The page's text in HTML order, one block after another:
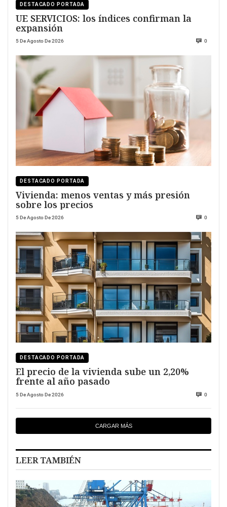
DESTACADO PORTADA
UE SERVICIOS: los índices confirman la
expansión
5 De Agosto De 2026 0
DESTACADO PORTADA
Vivienda: menos ventas y más presión
sobre los precios
5 De Agosto De 2026 0
DESTACADO PORTADA
El precio de la vivienda sube un 2,20%
frente al año pasado
5 De Agosto De 2026 0
CARGAR MÁS
LEER TAMBIÉN